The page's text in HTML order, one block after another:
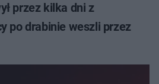
przez kilka dni z
po drabinie weszli przez